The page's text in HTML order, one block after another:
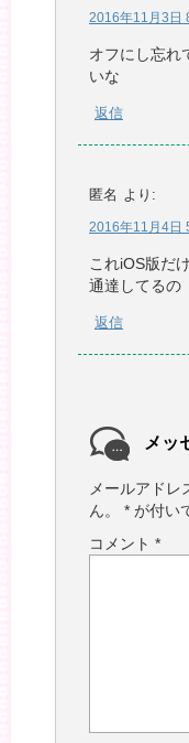
2016年11月3日
オフにし忘れ
いな
返信
匿名 より:
2016年11月4日
これiOS版だ
通達してるの
返信
メッ
メールアド
ん。
* が付い
コメント *